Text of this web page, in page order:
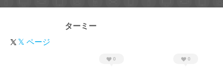
ターミー
𝕏 ページ
0 0